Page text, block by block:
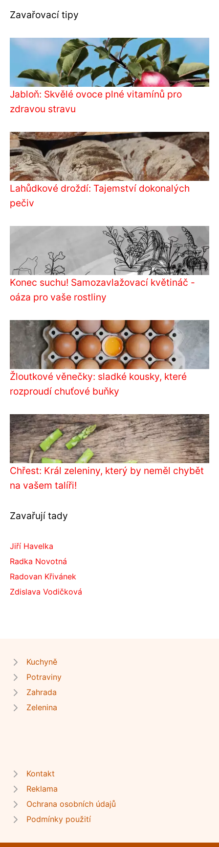
Zavařovací tipy
Jabloň: Skvělé ovoce plné vitamínů pro
zdravou stravu
Lahůdkové droždí: Tajemství dokonalých
pečiv
Konec suchu! Samozavlažovací květináč -
oáza pro vaše rostliny
Žloutkové věnečky: sladké kousky, které
rozproudí chuťové buňky
Chřest: Král zeleniny, který by neměl chybět
na vašem talíři!
Zavařují tady
Jiří Havelka
Radka Novotná
Radovan Křivánek
Zdislava Vodičková
Kuchyně
Potraviny
Zahrada
Zelenina
Kontakt
Reklama
Ochrana osobních údajů
Podmínky použití